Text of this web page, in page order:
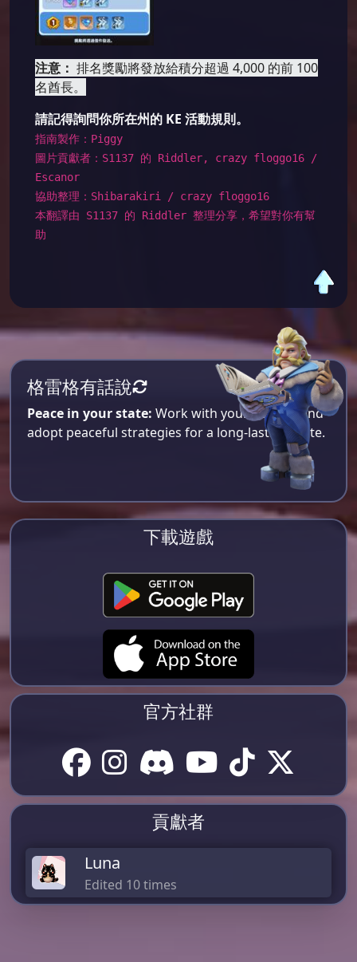
注意： 排名獎勵將發放給積分超過 4,000 的前 100
名酋長。
請記得詢問你所在州的 KE 活動規則。
指南製作：Piggy
圖片貢獻者：S1137 的 Riddler, crazy floggo16 /
Escanor
協助整理：Shibarakiri / crazy floggo16
本翻譯由 S1137 的 Riddler 整理分享，希望對你有幫
助
格雷格有話說
Peace in your state: Work with your alliance and
adopt peaceful strategies for a long-lasting state.
下載遊戲
官方社群
貢獻者
Luna
Edited 10 times